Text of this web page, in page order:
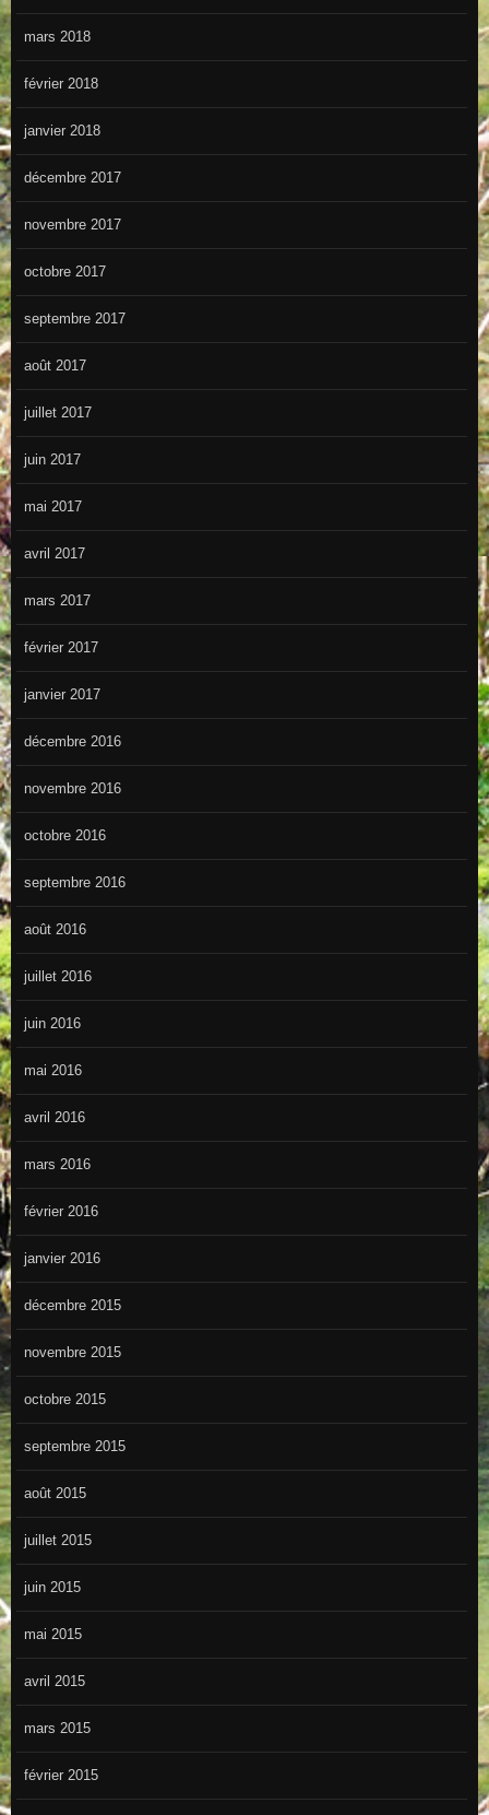
mars 2018
février 2018
janvier 2018
décembre 2017
novembre 2017
octobre 2017
septembre 2017
août 2017
juillet 2017
juin 2017
mai 2017
avril 2017
mars 2017
février 2017
janvier 2017
décembre 2016
novembre 2016
octobre 2016
septembre 2016
août 2016
juillet 2016
juin 2016
mai 2016
avril 2016
mars 2016
février 2016
janvier 2016
décembre 2015
novembre 2015
octobre 2015
septembre 2015
août 2015
juillet 2015
juin 2015
mai 2015
avril 2015
mars 2015
février 2015